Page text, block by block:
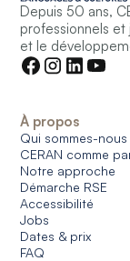
Depuis 50 ans,
professionnels et
et le
À propos
Qui sommes-nous
CERAN comme
Notre approche
Démarche RSE
Accessibilité
Jobs
Dates & prix
FAQ